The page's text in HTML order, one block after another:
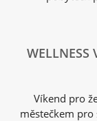
WELLNESS
Víkend pro
městečkem